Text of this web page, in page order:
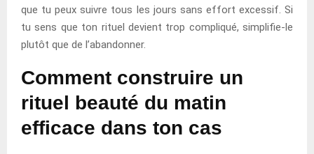
que tu peux suivre tous les jours sans effort excessif. Si
tu sens que ton rituel devient trop compliqué, simplifie-le
plutôt que de l’abandonner.
Comment construire un
rituel beauté du matin
efficace dans ton cas